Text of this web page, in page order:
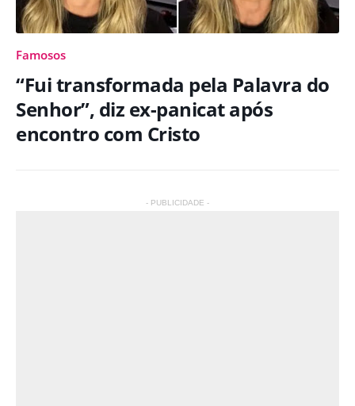
Famosos
“Fui transformada pela Palavra do
Senhor”, diz ex-panicat após
encontro com Cristo
- PUBLICIDADE -